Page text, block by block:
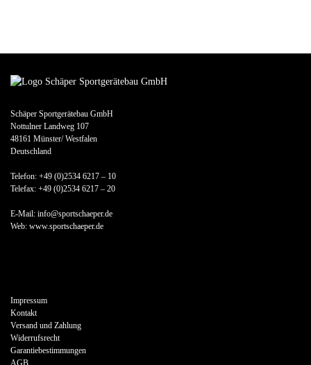
Schäper Sportgerätebau GmbH
Nottulner Landweg 107
48161 Münster/ Westfalen
Deutschland
Telefon: +49 (0)2534 6217 – 10
Telefax: +49 (0)2534 6217 – 20
E-Mail: info@sportschaeper.de
Web: www.sportschaeper.de
Impressum
Kontakt
Versand und Zahlung
Widerrufsrecht
Garantiebestimmungen
AGB